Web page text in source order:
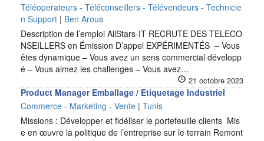
Téléoperateurs - Téléconseillers - Télévendeurs - Technicie
n Support | Ben Arous
Description de l’emploi AllStars-IT RECRUTE DES TELECO
NSEILLERS en Émission D’appel EXPÉRIMENTÉS – Vous
êtes dynamique – Vous avez un sens commercial développ
é – Vous aimez les challenges – Vous avez…
21 octobre 2023
Product Manager Emballage / Etiquetage Industriel
Commerce - Marketing - Vente | Tunis
Missions : Développer et fidéliser le portefeuille clients Mis
e en œuvre la politique de l’entreprise sur le terrain Remont